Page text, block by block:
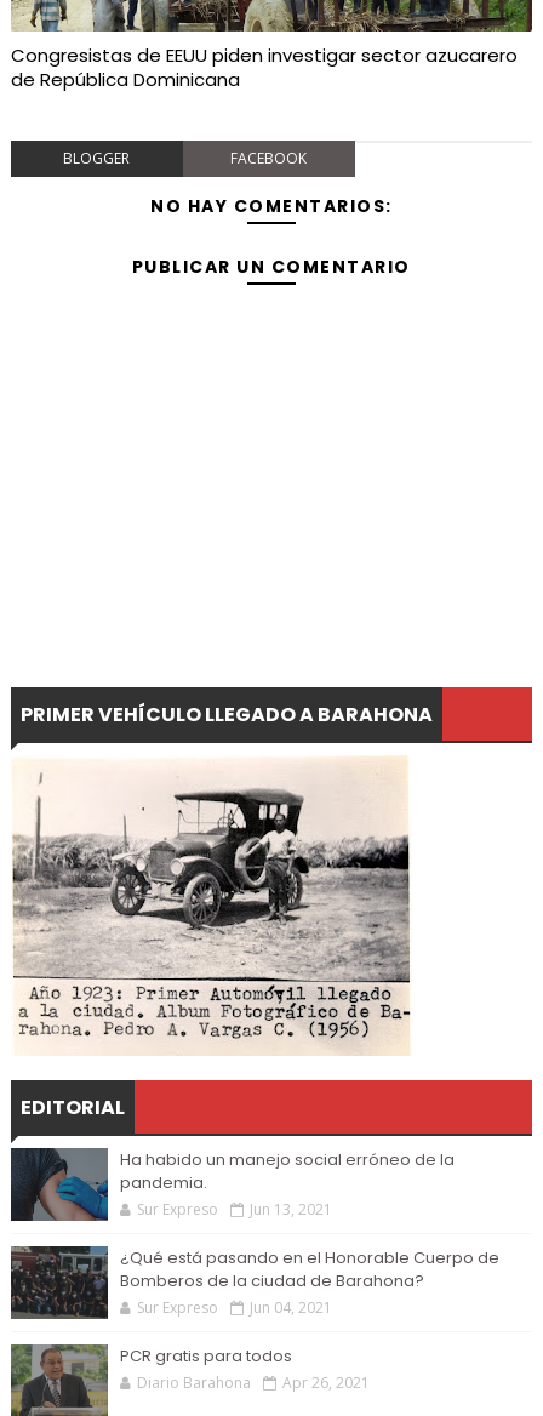
Congresistas de EEUU piden investigar sector azucarero
de República Dominicana
BLOGGER FACEBOOK
NO HAY COMENTARIOS:
PUBLICAR UN COMENTARIO
PRIMER VEHÍCULO LLEGADO A BARAHONA
EDITORIAL
Ha habido un manejo social erróneo de la
pandemia.
Sur Expreso Jun 13, 2021
¿Qué está pasando en el Honorable Cuerpo de
Bomberos de la ciudad de Barahona?
Sur Expreso Jun 04, 2021
PCR gratis para todos
Diario Barahona Apr 26, 2021